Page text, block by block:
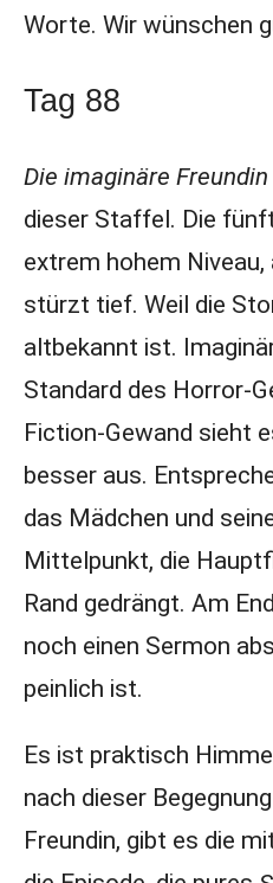
Worte. Wir wünschen
Tag 88
Die imaginäre Freundin
dieser Staffel. Die
extrem hohem Niveau,
stürzt tief. Weil die
altbekannt ist.
Standard des Horror-
Fiction-Gewand sieht
besser aus.
das Mädchen und
Mittelpunkt, die
Rand gedrängt. Am
noch einen Sermon
peinlich ist.
Es ist praktisch
nach dieser
Freundin, gibt es die